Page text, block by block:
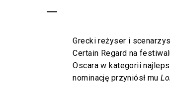
Grecki reżyser i
Certain Regard na
Oscara w kategorii
nominację przyniósł mu